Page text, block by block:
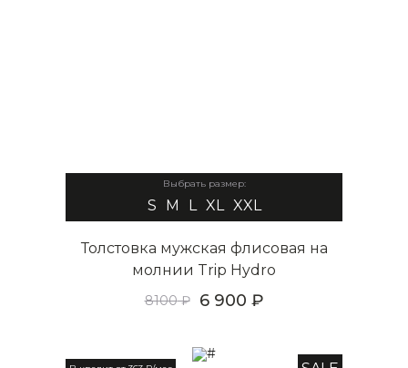
Выбрать размер:
S M L XL XXL
Толстовка мужская флисовая на
молнии Trip Hydro
8100 6 900